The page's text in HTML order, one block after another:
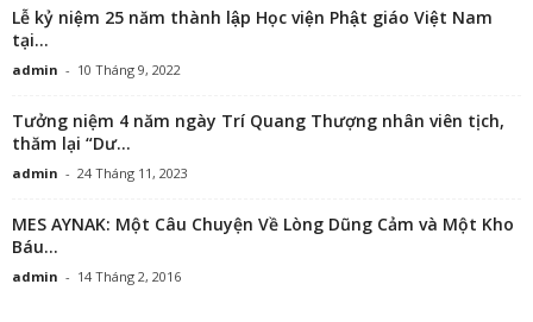
Lễ kỷ niệm 25 năm thành lập Học viện Phật giáo Việt Nam
tại...
admin - 10 Tháng 9, 2022
Tưởng niệm 4 năm ngày Trí Quang Thượng nhân viên tịch,
thăm lại “Dư...
admin - 24 Tháng 11, 2023
MES AYNAK: Một Câu Chuyện Về Lòng Dũng Cảm và Một Kho
Báu...
admin - 14 Tháng 2, 2016